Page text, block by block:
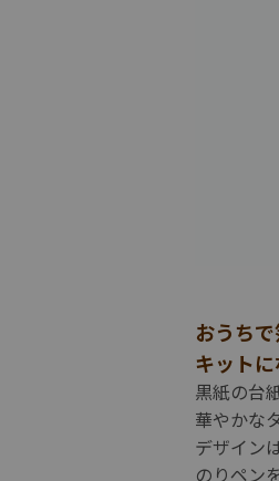
おうち
キット
黒紙の台
華やかな
デザイン
のりペン